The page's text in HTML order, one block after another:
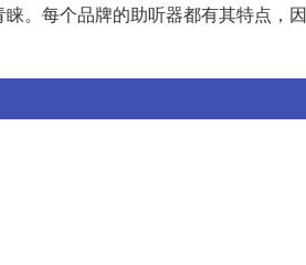
。每个品牌的助听器都有其特点，